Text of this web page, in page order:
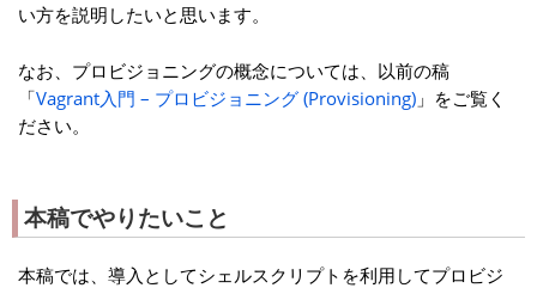
い方を説明したいと思います。
なお、プロビジョニングの概念については、以前の稿
「Vagrant入門 – プロビジョニング (Provisioning) 」をご覧く
ださい。
本稿でやりたいこと
本稿では、導入としてシェルスクリプトを利用してプロビジ